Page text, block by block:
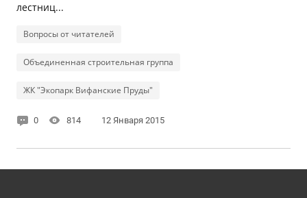
лестниц...
Вопросы от читателей
Объединенная строительная группа
ЖК "Экопарк Вифанские Пруды"
0 814 12 Января 2015